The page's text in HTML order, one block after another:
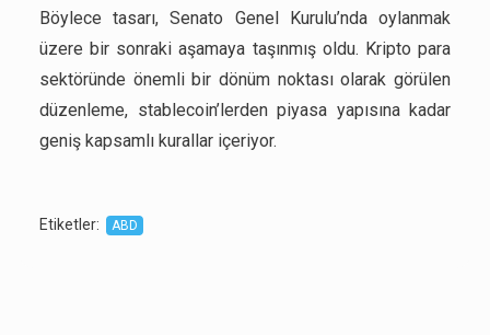
Böylece tasarı, Senato Genel Kurulu’nda oylanmak
üzere bir sonraki aşamaya taşınmış oldu. Kripto para
sektöründe önemli bir dönüm noktası olarak görülen
düzenleme, stablecoin’lerden piyasa yapısına kadar
geniş kapsamlı kurallar içeriyor.
Etiketler: ABD